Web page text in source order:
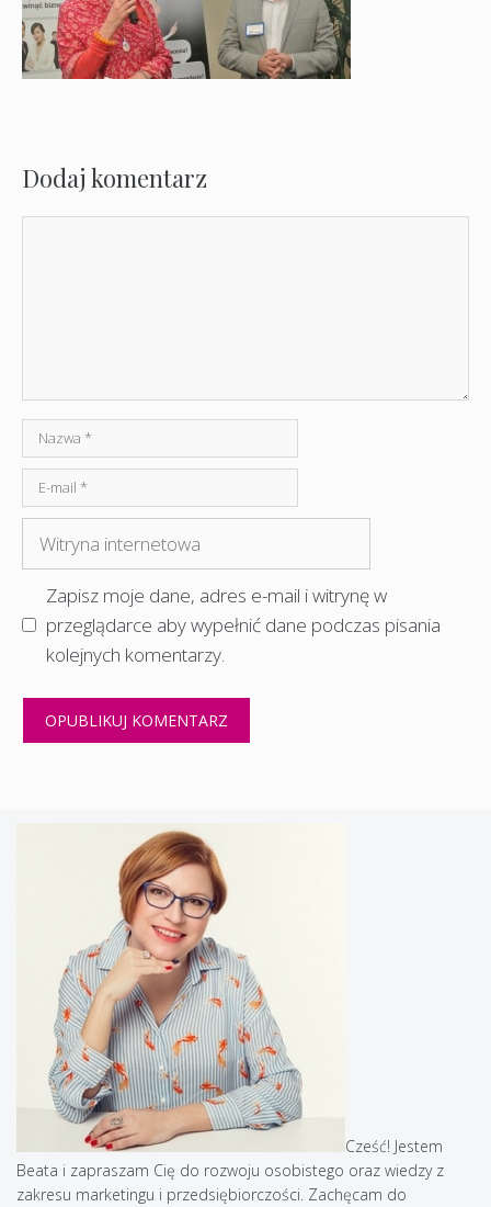
Dodaj komentarz
Nazwa
mail
internetowa
Zapisz moje dane, adres e-mail i witrynę w
przeglądarce aby wypełnić dane podczas pisania
kolejnych komentarzy.
Cześć! Jestem
Beata i zapraszam Cię do rozwoju osobistego oraz wiedzy z
zakresu marketingu i przedsiębiorczości. Zachęcam do